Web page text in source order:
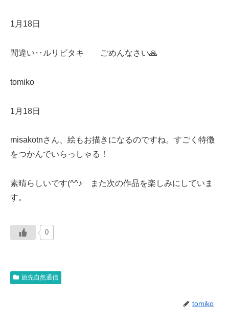
1月18日
間違い‥ルリビタキ ごめんなさい🙏
tomiko
1月18日
misakotnさん、絵もお描きになるのですね。すごく特徴
をつかんでいらっしゃる！
素晴らしいです(^^♪ また次の作品を楽しみにしていま
す。
0
旅先自然通信
tomiko